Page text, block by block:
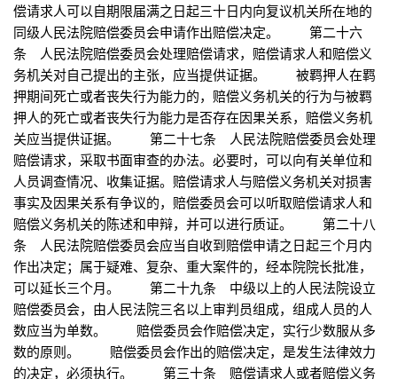
偿请求人可以自期限届满之日起三十日内向复议机关所在地的
同级人民法院赔偿委员会申请作出赔偿决定。 第二十六
条 人民法院赔偿委员会处理赔偿请求，赔偿请求人和赔偿义
务机关对自己提出的主张，应当提供证据。 被羁押人在羁
押期间死亡或者丧失行为能力的，赔偿义务机关的行为与被羁
押人的死亡或者丧失行为能力是否存在因果关系，赔偿义务机
关应当提供证据。 第二十七条 人民法院赔偿委员会处理
赔偿请求，采取书面审查的办法。必要时，可以向有关单位和
人员调查情况、收集证据。赔偿请求人与赔偿义务机关对损害
事实及因果关系有争议的，赔偿委员会可以听取赔偿请求人和
赔偿义务机关的陈述和申辩，并可以进行质证。 第二十八
条 人民法院赔偿委员会应当自收到赔偿申请之日起三个月内
作出决定；属于疑难、复杂、重大案件的，经本院院长批准，
可以延长三个月。 第二十九条 中级以上的人民法院设立
赔偿委员会，由人民法院三名以上审判员组成，组成人员的人
数应当为单数。 赔偿委员会作赔偿决定，实行少数服从多
数的原则。 赔偿委员会作出的赔偿决定，是发生法律效力
的决定，必须执行。 第三十条 赔偿请求人或者赔偿义务